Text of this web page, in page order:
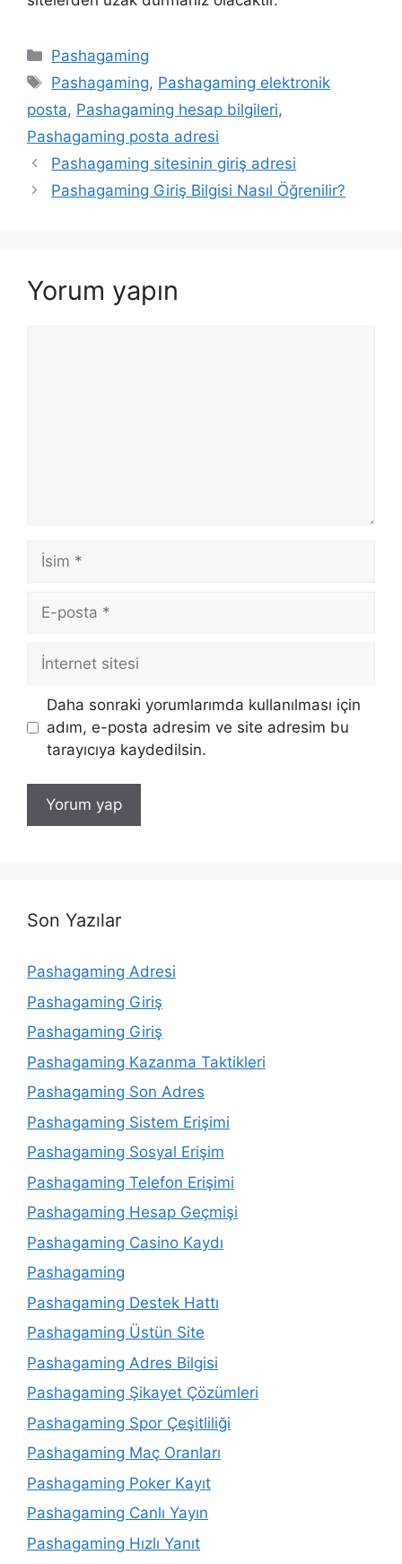
Kategoriler
Pashagaming
Etiketler
Pashagaming, Pashagaming elektronik
posta, Pashagaming hesap bilgileri,
Pashagaming posta adresi
Pashagaming sitesinin giriş adresi
Pashagaming Giriş Bilgisi Nasıl Öğrenilir?
Yorum yapın
İsim
posta
İnternet
sitesi
Daha sonraki yorumlarımda kullanılması için
adım, e-posta adresim ve site adresim bu
tarayıcıya kaydedilsin.
Son Yazılar
Pashagaming Adresi
Pashagaming Giriş
Pashagaming Giriş
Pashagaming Kazanma Taktikleri
Pashagaming Son Adres
Pashagaming Sistem Erişimi
Pashagaming Sosyal Erişim
Pashagaming Telefon Erişimi
Pashagaming Hesap Geçmişi
Pashagaming Casino Kaydı
Pashagaming
Pashagaming Destek Hattı
Pashagaming Üstün Site
Pashagaming Adres Bilgisi
Pashagaming Şikayet Çözümleri
Pashagaming Spor Çeşitliliği
Pashagaming Maç Oranları
Pashagaming Poker Kayıt
Pashagaming Canlı Yayın
Pashagaming Hızlı Yanıt